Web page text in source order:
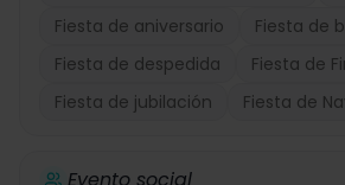
Fiesta de aniversario
Fiesta de
Fiesta de despedida
Fiesta de
Fiesta de jubilación
Fiesta de